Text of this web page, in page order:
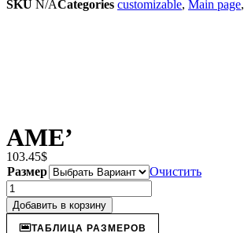
SKU N/ACategories customizable, Main page,
AME’
103.45$
Размер
Очистить
Количество
товара
AME'
Добавить в корзину
ТАБЛИЦА РАЗМЕРОВ